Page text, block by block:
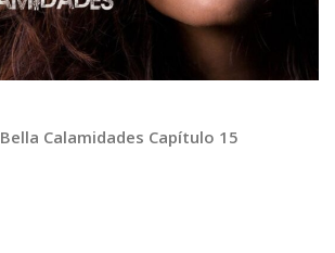
Bella Calamidades Capítulo 15